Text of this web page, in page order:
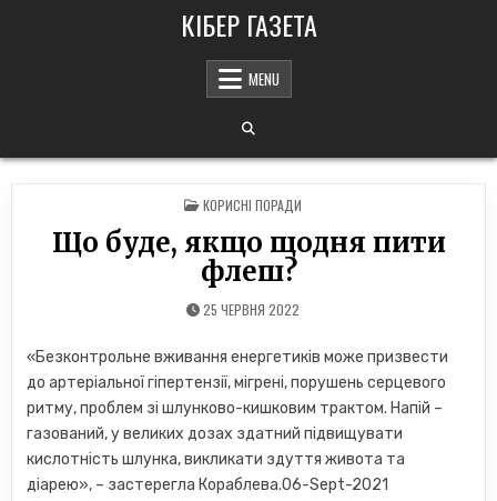
КІБЕР ГАЗЕТА
MENU
POSTED
IN
КОРИСНІ ПОРАДИ
Що буде, якщо щодня пити
флеш?
25 ЧЕРВНЯ 2022
«Безконтрольне вживання енергетиків може призвести
до артеріальної гіпертензії, мігрені, порушень серцевого
ритму, проблем зі шлунково-кишковим трактом. Напій –
газований, у великих дозах здатний підвищувати
кислотність шлунка, викликати здуття живота та
діарею», – застерегла Кораблева.06-Sept-2021